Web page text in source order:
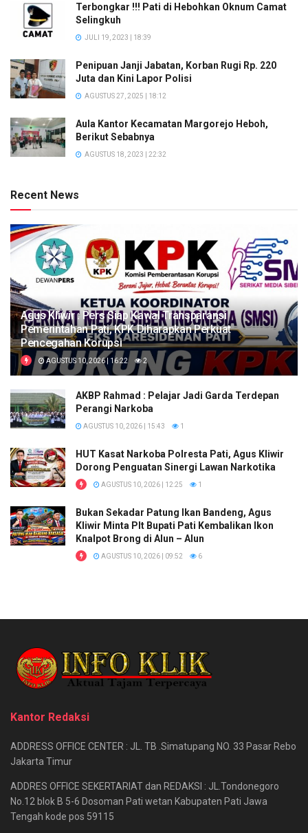
Terbongkar !!! Pati di Hebohkan Oknum Camat
Selingkuh
JULI 19, 2023 | 18:39
Penipuan Janji Jabatan, Korban Rugi Rp. 220
Juta dan Kini Lapor Polisi
AGUSTUS 27, 2025 | 18:12
Aula Kantor Kecamatan Margorejo Heboh,
Berikut Sebabnya
AGUSTUS 18, 2023 | 22:32
Recent News
Agus Kliwir : Pers Siap Kawal Transparansi
Pemerintahan Pati, KPK Diharapkan Perkuat
Pencegahan Korupsi
AGUSTUS 10, 2026 | 16:22 2
AKBP Rahmad : Pelajar Jadi Garda Terdepan
Perangi Narkoba
AGUSTUS 10, 2026 | 15:43 1
HUT Kasat Narkoba Polresta Pati, Agus Kliwir
Dorong Penguatan Sinergi Lawan Narkotika
AGUSTUS 10, 2026 | 12:25 1
Bukan Sekadar Patung Ikan Bandeng, Agus
Kliwir Minta Plt Bupati Pati Kembalikan Ikon
Knalpot Brong di Alun – Alun
AGUSTUS 10, 2026 | 09:52 6
Kantor Redaksi
ADDRESS OFFICE CENTER : JL. TB .Simatupang NO. 33 Pasar Rebo
Jakarta Timur
ADDRES OFFICE SEKERTARIAT dan REDAKSI : JL.Tondonegoro
No.12 blok B 5-6 Dosoman Pati wetan Kabupaten Pati Jawa
Tengah kode pos 59115